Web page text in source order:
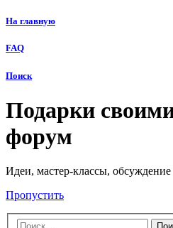
На главную
FAQ
Поиск
Подарки
форум
Идеи, мастер-классы,
Пропустить